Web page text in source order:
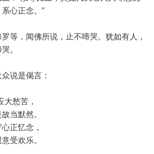
心正念。”
等，闻佛所说，止不啼哭。犹如有人，
。
说是偈言：
大愁苦，
当默然。
正忆念，
受欢乐。